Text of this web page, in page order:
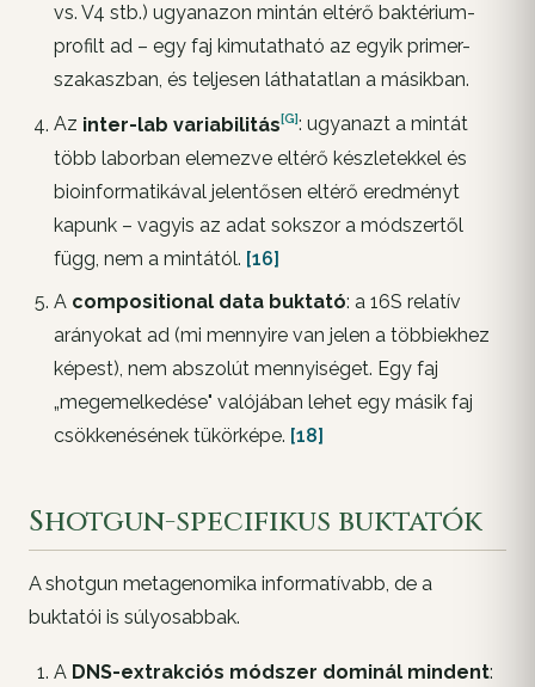
vs. V4 stb.) ugyanazon mintán eltérő baktérium-
profilt ad – egy faj kimutatható az egyik primer-
szakaszban, és teljesen láthatatlan a másikban.
Az inter-lab variabilitás[G]: ugyanazt a mintát
több laborban elemezve eltérő készletekkel és
bioinformatikával jelentősen eltérő eredményt
kapunk – vagyis az adat sokszor a módszertől
függ, nem a mintától. [16]
A compositional data buktató: a 16S relatív
arányokat ad (mi mennyire van jelen a többiekhez
képest), nem abszolút mennyiséget. Egy faj
„megemelkedése" valójában lehet egy másik faj
csökkenésének tükörképe. [18]
Shotgun-specifikus buktatók
A shotgun metagenomika informatívabb, de a
buktatói is súlyosabbak.
A DNS-extrakciós módszer dominál mindent: